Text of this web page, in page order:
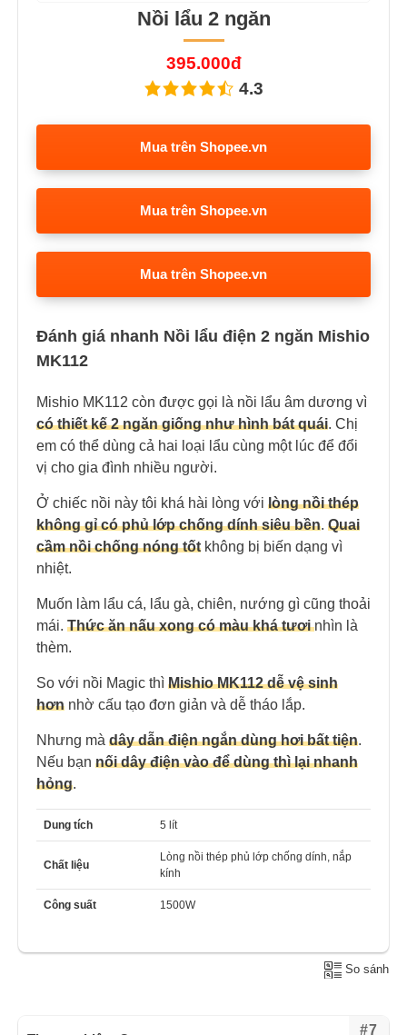
Nồi lẩu 2 ngăn
395.000đ
4.3
Mua trên Shopee.vn
Mua trên Shopee.vn
Mua trên Shopee.vn
Đánh giá nhanh Nồi lẩu điện 2 ngăn Mishio
MK112
Mishio MK112 còn được gọi là nồi lẩu âm dương vì
có thiết kế 2 ngăn giống như hình bát quái. Chị
em có thể dùng cả hai loại lẩu cùng một lúc để đổi
vị cho gia đình nhiều người.
Ở chiếc nồi này tôi khá hài lòng với lòng nồi thép
không gỉ có phủ lớp chống dính siêu bền. Quai
cầm nồi chống nóng tốt không bị biến dạng vì
nhiệt.
Muốn làm lẩu cá, lẩu gà, chiên, nướng gì cũng thoải
mái. Thức ăn nấu xong có màu khá tươi nhìn là
thèm.
So với nồi Magic thì Mishio MK112 dễ vệ sinh
hơn nhờ cấu tạo đơn giản và dễ tháo lắp.
Nhưng mà dây dẫn điện ngắn dùng hơi bất tiện.
Nếu bạn nối dây điện vào để dùng thì lại nhanh
hỏng.
Dung tích 5 lít
Chất liệu
Lòng nồi thép phủ lớp chống dính, nắp
kính
Công suất 1500W
So sánh
#7